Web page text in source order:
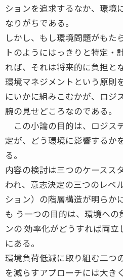
ションを追求するなか、環境
なりがちである。
しかし、もし環境問題がもた
トのようにはっきりと特定・
れば、それは将来的に負担と
環境マネジメントという原則
にいかに組みこむかが、ロジ
腕の見せどころなのである。
この小論の目的は、ロジス
定が、どう環境に影響するか
る。
内容の検討は三つのケースス
われ、意志決定の三つのレベ
ション）の階層構造が明らか
も う一つの目的は、環境への
ンの 効率化がどうすれば両
にある。
環境負荷低減に取り組む二
を減らすアプローチには大き